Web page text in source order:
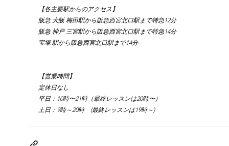
【各主要駅からのアクセス】
阪急 大阪 梅田駅から阪急西宮北口駅まで特急12分
阪急 神戸 三宮駅から阪急西宮北口駅まで特急14分
宝塚 駅から阪急西宮北口駅まで14分
【営業時間】
定休日なし
平日：10時〜21時（最終レッスンは20時〜）
土日：9時～20時　(最終レッスンは19時～)